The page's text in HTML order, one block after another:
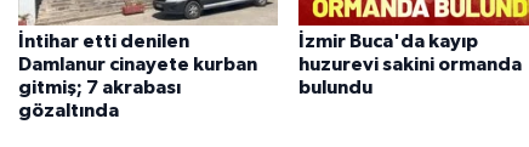
İntihar etti denilen
Damlanur cinayete kurban
gitmiş; 7 akrabası
gözaltında
İzmir Buca'da kayıp
huzurevi sakini ormanda
bulundu